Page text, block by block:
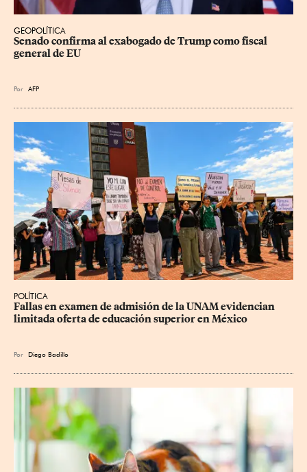
GEOPOLÍTICA
Senado confirma al exabogado de Trump como fiscal
general de EU
Por AFP
POLÍTICA
Fallas en examen de admisión de la UNAM evidencian
limitada oferta de educación superior en México
Por Diego Badillo